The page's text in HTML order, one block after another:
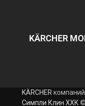
KÄRCHER
KÄRCHER
Симпли Клин ХХК ©